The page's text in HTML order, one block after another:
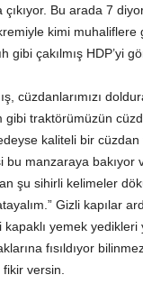
çıkıyor. Bu arada 7
kimi muhaliflere
gibi çakılmış HDP’yi
cüzdanlarımızı
gibi traktörümüzün
kaliteli bir cüzdan
bu manzaraya bakıyor
şu sihirli kelimeler
Gizli kapılar
yemek yedikleri
fısıldıyor
fikir versin.